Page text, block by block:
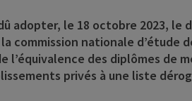
adopter, le 18 octobre 2023,
nationale d’étude
l’équivalence des diplômes de
privés à une liste